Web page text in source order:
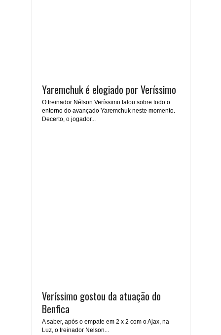
Yaremchuk é elogiado por Veríssimo
O treinador Nélson Veríssimo falou sobre todo o
entorno do avançado Yaremchuk neste momento.
Decerto, o jogador...
Veríssimo gostou da atuação do
Benfica
A saber, após o empate em 2 x 2 com o Ajax, na
Luz, o treinador Nelson...